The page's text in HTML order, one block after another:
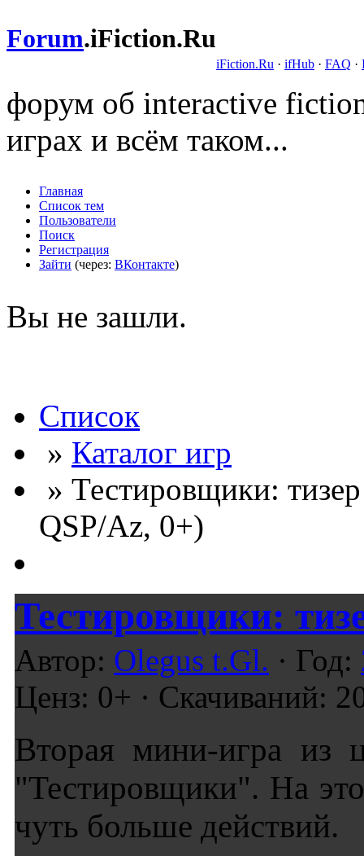
Forum.iFiction.Ru
iFiction.Ru · ifHub · FAQ ·
форум об interactive
играх и всём таком...
Главная
Список тем
Пользователи
Поиск
Регистрация
Зайти (через: ВКонтакте)
Вы не зашли.
Список
» Каталог игр
» Тестировщики:
QSP/Az, 0+)
Тестировщики:
Автор: Olegus t.Gl. · Год:
Ценз: 0+ · Скачиваний:
Вторая мини-игра из
"Тестировщики". На
чуть больше действий.